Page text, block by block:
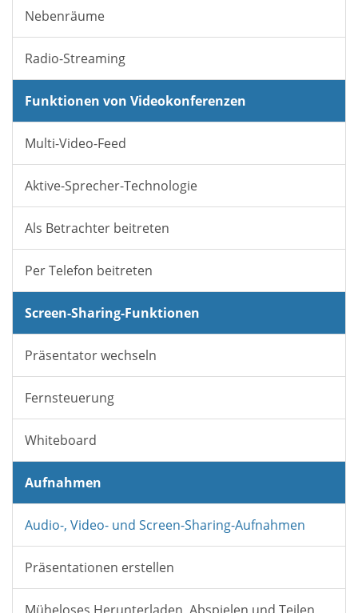
Nebenräume
Radio-Streaming
Funktionen von Videokonferenzen
Multi-Video-Feed
Aktive-Sprecher-Technologie
Als Betrachter beitreten
Per Telefon beitreten
Screen-Sharing-Funktionen
Präsentator wechseln
Fernsteuerung
Whiteboard
Aufnahmen
Audio-, Video- und Screen-Sharing-Aufnahmen
Präsentationen erstellen